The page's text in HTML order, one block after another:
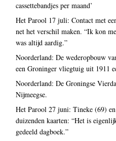
cassettebandjes per maand’
Het Parool 17 juli: Contact met
net het verschil maken. “Ik kon
was altijd aardig.”
Noorderland: De wederopbouw
een Groninger vliegtuig uit 1911
Noorderland: De Groningse
Nijmeegse.
Het Parool 27 juni: Tineke (69)
duizenden kaarten: “Het is
gedeeld dagboek.”